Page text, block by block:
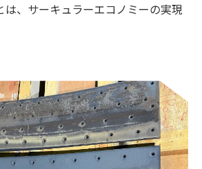
は、サーキュラーエコノミーの実現